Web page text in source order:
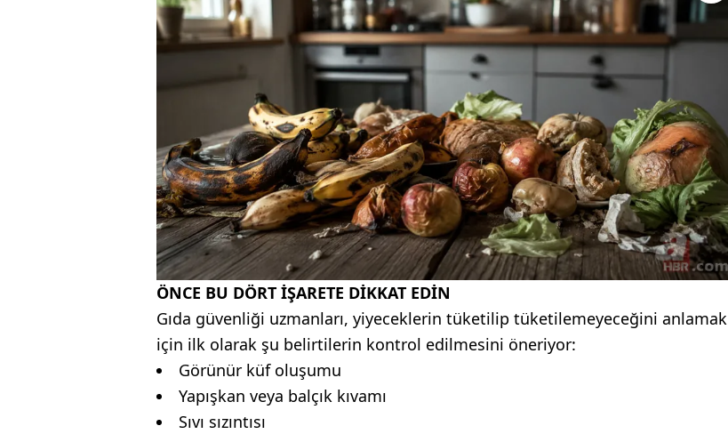
ÖNCE BU DÖRT İŞARETE DİKKAT EDİN
Gıda güvenliği uzmanları, yiyeceklerin tüketilip tüketilemeyeceğini anlamak
için ilk olarak şu belirtilerin kontrol edilmesini öneriyor:
Görünür küf oluşumu
Yapışkan veya balçık kıvamı
Sıvı sızıntısı